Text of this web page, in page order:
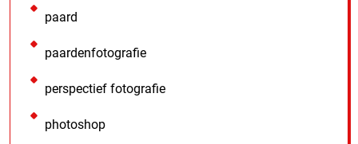
paard
paardenfotografie
perspectief fotografie
photoshop